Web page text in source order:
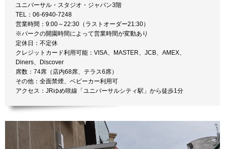
ユニバーサル・スタジオ・ジャパン3階
TEL：06-6940-7248
営業時間：9:00～22:30（ラストオーダー21:30）
※パークの開園時間によって営業時間が変動あり
定休日：不定休
クレジットカード利用可能：VISA、MASTER、JCB、AMEX、
Diners、Discover
席数：74席（店内68席、テラス6席）
その他：全面禁煙、ベビーカー利用可
アクセス：JRゆめ咲線「ユニバーサルシティ駅」から徒歩1分